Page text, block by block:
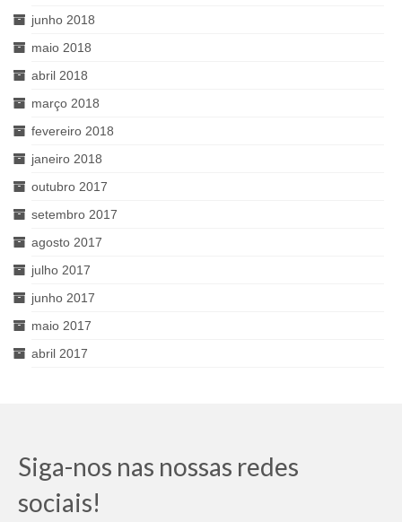
junho 2018
maio 2018
abril 2018
março 2018
fevereiro 2018
janeiro 2018
outubro 2017
setembro 2017
agosto 2017
julho 2017
junho 2017
maio 2017
abril 2017
Siga-nos nas nossas redes
sociais!